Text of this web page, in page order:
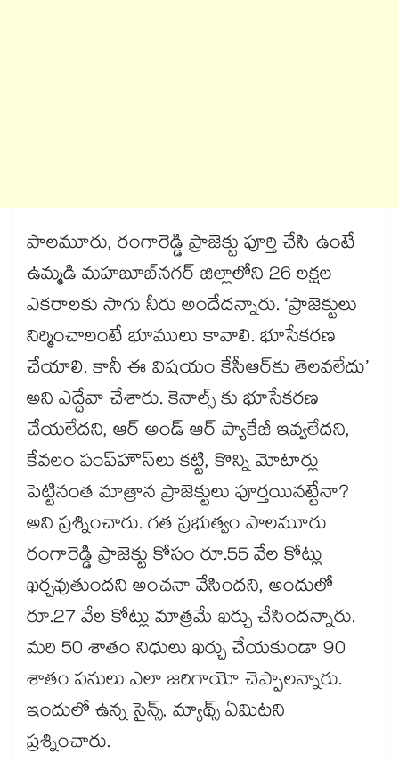
పాలమూరు, రంగారెడ్డి ప్రాజెక్టు పూర్తి చేసి ఉంటే
ఉమ్మడి మహబూబ్​నగర్ జిల్లాలోని 26 లక్షల
ఎకరాలకు సాగు నీరు అందేదన్నారు. ‘ప్రాజెక్టులు
నిర్మించాలంటే భూములు కావాలి. భూసేకరణ
చేయాలి. కానీ ఈ విషయం కేసీఆర్​కు తెలవలేదు’
అని ఎద్దేవా చేశారు. కెనాల్స్ కు భూసేకరణ
చేయలేదని, ఆర్ అండ్ ఆర్ ప్యాకేజీ ఇవ్వలేదని,
కేవలం పంప్​హౌస్​లు కట్టి, కొన్ని మోటార్లు
పెట్టినంత మాత్రాన ప్రాజెక్టులు పూర్తయినట్టేనా?
అని ప్రశ్నించారు. గత ప్రభుత్వం పాలమూరు
రంగారెడ్డి ప్రాజెక్టు కోసం రూ.55 వేల కోట్లు
ఖర్చవుతుందని అంచనా వేసిందని, అందులో
రూ.27 వేల కోట్లు మాత్రమే ఖర్చు చేసిందన్నారు.
మరి 50 శాతం నిధులు ఖర్చు చేయకుండా 90
శాతం పనులు ఎలా జరిగాయో చెప్పాలన్నారు.
ఇందులో ఉన్న సైన్స్​, మ్యాథ్స్ ఏమిటని
ప్రశ్నించారు.